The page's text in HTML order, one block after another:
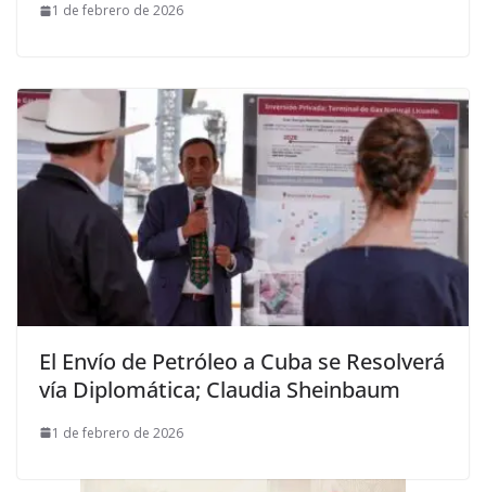
1 de febrero de 2026
El Envío de Petróleo a Cuba se Resolverá
vía Diplomática; Claudia Sheinbaum
1 de febrero de 2026